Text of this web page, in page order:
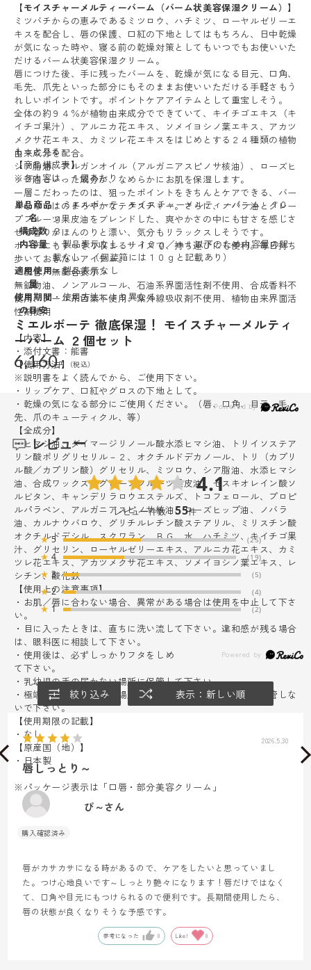
ミエルボーテ 徹底保湿！ モイスチャーメルティ
ーバーム ２個セット
6,160
【モイスチャーメルティーバーム（バーム状美容保湿クリーム）】
ミツバチからの恵みであるミツロウ、ハチミツ、ローヤルゼリーエ
キスを配合し、唇の保護、口紅の下地としてはもちろん、日中乾燥
が気になった時や、寝る前の乾燥対策としてもいつでもお使いいた
だけるバーム状美容保湿クリーム。
唇につけた後、手に残ったバームを、乾燥が気になる目元、口角、
毛先、爪先といった部分にもそのままお使いいただける手軽さもう
れしいポイントです。ポイントケアアイテムとして重宝しそう。
全体の約９４％が植物由来成分でできていて、キイチゴエキス（キ
イチゴ果汁）、アルニカ花エキス、ソメイヨシノ葉エキス、アカツ
メクサ花エキス、カミツレ花エキスをはじめとする２４種類の植物
由来成分を配合。
シア脂油、アルガンオイル（アルガニアスピノサ核油）、ローズヒ
ップ油といった成分が、なめらかにお肌を保湿します。
一層こだわったのは、狙ったポイントをきちんとケアできる、バー
ムならではのまろやかなテクスチャー。さらに、ノバラ油とグレー
プフルーツ果皮油をブレンドした、爽やかさの中にも甘さを感じさ
せる香りがほんのりと漂い、気分もリラックスしそうです。
ポーチにもすっきり収まるサイズで、持ち運びにも便利。毎日持ち
歩いておきたいアイテム。
＜配合／無配合表示＞
無鉱物油、ノンアルコール、石油系界面活性剤不使用、合成香料不
使用、タール系色素不使用、紫外線吸収剤不使用、植物由来界面活
性剤使用
【内容】
・添付文書：能書
【使用方法】
※説明書をよく読んでから、ご使用下さい。
・リップケア、口紅やグロスの下地として。
・乾燥の気になる部分にご使用ください。（唇、口角、目元、毛
先、爪のキューティクル、等）
【全成分】
・ヒマシ油、ダイマージリノール酸水添ヒマシ油、トリイソステア
リン酸ポリグリセリル－２、オクチルドデカノール、トリ（カプリ
ル酸／カプリン酸）グリセリル、ミツロウ、シア脂油、水添ヒマシ
油、合成ワックス、グレープフルーツ果皮油、セスキオレイン酸ソ
ルビタン、キャンデリラロウエステルズ、トコフェロール、プロピ
ルパラベン、アルガニアスピノサ核油、ローズヒップ油、ノバラ
油、カルナウバロウ、グリチルレチン酸ステアリル、ミリスチン酸
オクチルドデシル、スクワラン、ＢＧ、水、ハチミツ、キイチゴ果
汁、グリセリン、ローヤルゼリーエキス、アルニカ花エキス、カミ
ツレ花エキス、アカツメクサ花エキス、ソメイヨシノ葉エキス、レ
シチン、酸化鉄
【使用上の注意事項】
・お肌／唇に合わない場合、異常がある場合は使用を中止して下さ
い。
・目に入ったときは、直ちに洗い流して下さい。違和感が残る場合
は、眼科医に相談して下さい。
・使用後は、必ずしっかりフタをしめ
て下さい。
・乳幼児の手の届かない場所に保管して下さい。
・極端に高温又は低温の場所、直射日光のあたる場所には保管しな
いで下さい。
【使用期限の記載】
・なし
【原産国（地）】
・日本製
※パッケージ表示は「口唇・部分美容クリーム」
もっと見る
【商品構成表】
※各内容は、１個あたり
単品商品
名
・ミエルボーテ モイスチャーメルティーバーム １０
ｇ
構成数 ２
内容量 ・製品表示なし ：１０ｇ／ｍｌ以下のため内容量の記
載なし （個装箱には１０ｇと記載あり）
適用使用
量
・製品表示なし
使用期間
の目安
・使用方法により異なる
レビュー
4.1
レビュー件数：55件
★5 (25)
★ 4 (19)
★ 3 (5)
★2 (4)
★ 1 (2)
絞り込み 表示：新しい順
2026.5.30
唇しっとり～
ぴ～さん
唇がカサカサになる時があるので、ケアをしたいと思っていまし
た。つけ心地良いです～しっとり艶々になります！唇だけではなく
て、口角や目元にもつけられるので便利です。長期間使用したら、
唇の状態が良くなりそうな予感です。
参考になった 0 Like! 0